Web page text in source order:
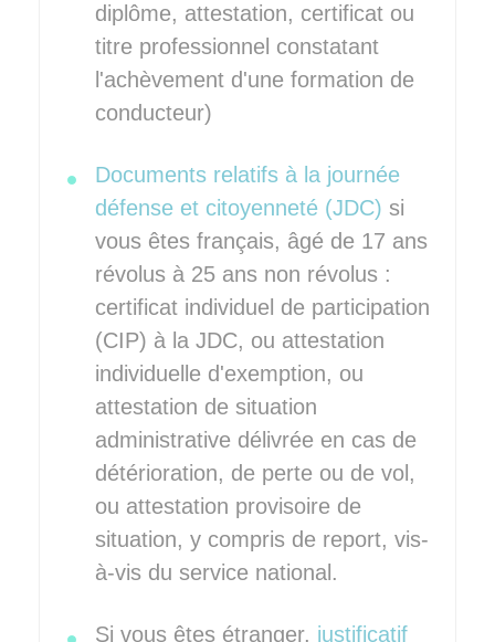
diplôme, attestation, certificat ou
titre professionnel constatant
l'achèvement d'une formation de
conducteur)
Documents relatifs à la journée
défense et citoyenneté (JDC) si
vous êtes français, âgé de 17 ans
révolus à 25 ans non révolus :
certificat individuel de participation
(CIP) à la JDC, ou attestation
individuelle d'exemption, ou
attestation de situation
administrative délivrée en cas de
détérioration, de perte ou de vol,
ou attestation provisoire de
situation, y compris de report, vis-
à-vis du service national.
Si vous êtes étranger, justificatif